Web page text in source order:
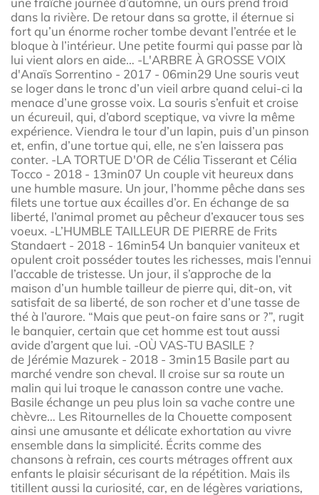
dans la rivière. De retour dans sa grotte, il éternue si
fort qu’un énorme rocher tombe devant l’entrée et le
bloque à l’intérieur. Une petite fourmi qui passe par là
lui vient alors en aide… -L'ARBRE À GROSSE VOIX
d'Anaïs Sorrentino - 2017 - 06min29 Une souris veut
se loger dans le tronc d’un vieil arbre quand celui-ci la
menace d’une grosse voix. La souris s’enfuit et croise
un écureuil, qui, d’abord sceptique, va vivre la même
expérience. Viendra le tour d’un lapin, puis d’un pinson
et, enfin, d’une tortue qui, elle, ne s’en laissera pas
conter. -LA TORTUE D'OR de Célia Tisserant et Célia
Tocco - 2018 - 13min07 Un couple vit heureux dans
une humble masure. Un jour, l’homme pêche dans ses
filets une tortue aux écailles d’or. En échange de sa
liberté, l’animal promet au pêcheur d’exaucer tous ses
voeux. -L’HUMBLE TAILLEUR DE PIERRE de Frits
Standaert - 2018 - 16min54 Un banquier vaniteux et
opulent croit posséder toutes les richesses, mais l’ennui
l’accable de tristesse. Un jour, il s’approche de la
maison d’un humble tailleur de pierre qui, dit-on, vit
satisfait de sa liberté, de son rocher et d’une tasse de
thé à l’aurore. “Mais que peut-on faire sans or ?”, rugit
le banquier, certain que cet homme est tout aussi
avide d’argent que lui. -OÙ VAS-TU BASILE ?
de Jérémie Mazurek - 2018 - 3min15 Basile part au
marché vendre son cheval. Il croise sur sa route un
malin qui lui troque le canasson contre une vache.
Basile échange un peu plus loin sa vache contre une
chèvre… Les Ritournelles de la Chouette composent
ainsi une amusante et délicate exhortation au vivre
ensemble dans la simplicité. Écrits comme des
chansons à refrain, ces courts métrages offrent aux
enfants le plaisir sécurisant de la répétition. Mais ils
titillent aussi la curiosité, car, en de légères variations,